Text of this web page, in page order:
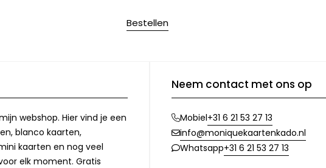
Bestellen
webshop. Hier vind je een
blanco kaarten,
kaarten en nog veel
elk moment. Gratis
Neem contact met ons op
Mobiel+31 6 21 53 27 13
info@moniquekaartenkado.nl
Whatsapp+31 6 21 53 27 13